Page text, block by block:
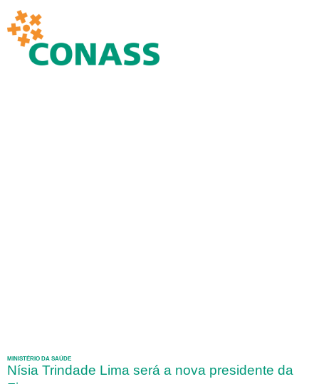
MINISTÉRIO DA SAÚDE
Nísia Trindade Lima será a nova presidente da